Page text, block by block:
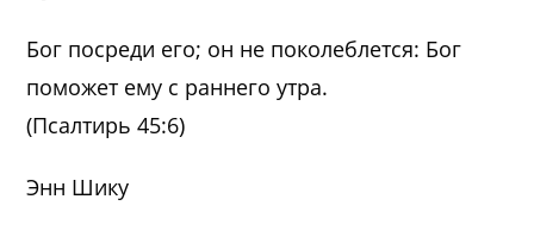
Бог посреди его; он не поколеблется: Бог
поможет ему с раннего утра.
(Псалтирь 45:6)
Энн Шику